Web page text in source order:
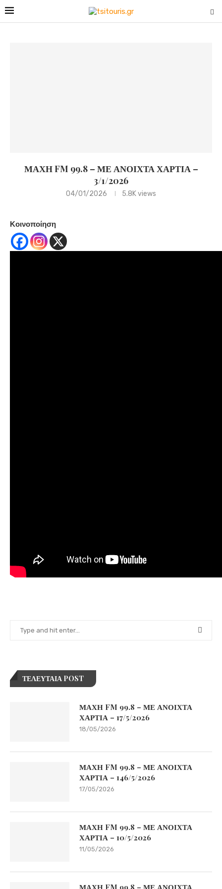
ΜΑΧΗ FM 99.8 – ΜΕ ΑΝΟΙΧΤΑ ΧΑΡΤΙΑ –
3/1/2026
04/01/2026 5.8Kviews
Κοινοποίηση
ΤΕΛΕΥΤΑΙΑ POST
ΜΑΧΗ FM 99.8 – ΜΕ ΑΝΟΙΧΤΑ
ΧΑΡΤΙΑ – 17/5/2026
18/05/2026
ΜΑΧΗ FM 99.8 – ΜΕ ΑΝΟΙΧΤΑ
ΧΑΡΤΙΑ – 146/5/2026
17/05/2026
ΜΑΧΗ FM 99.8 – ΜΕ ΑΝΟΙΧΤΑ
ΧΑΡΤΙΑ – 10/5/2026
11/05/2026
ΜΑΧΗ FM 99.8 – ΜΕ ΑΝΟΙΧΤΑ